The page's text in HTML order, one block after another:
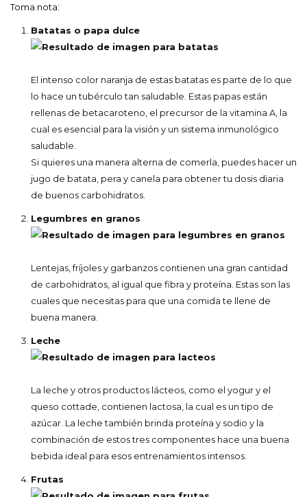
Toma nota:
Batatas o papa dulce
El intenso color naranja de estas batatas es parte de lo que
lo hace un tubérculo tan saludable. Estas papas están
rellenas de betacaroteno, el precursor de la vitamina A, la
cual es esencial para la visión y un sistema inmunológico
saludable.
Si quieres una manera alterna de comerla, puedes hacer un
jugo de batata, pera y canela para obtener tu dosis diaria
de buenos carbohidratos.
Legumbres en granos
Lentejas, fríjoles y garbanzos contienen una gran cantidad
de carbohidratos, al igual que fibra y proteína. Estas son las
cuales que necesitas para que una comida te llene de
buena manera.
Leche
La leche y otros productos lácteos, como el yogur y el
queso cottade, contienen lactosa, la cual es un tipo de
azúcar. La leche también brinda proteína y sodio y la
combinación de estos tres componentes hace una buena
bebida ideal para esos entrenamientos intensos.
Frutas